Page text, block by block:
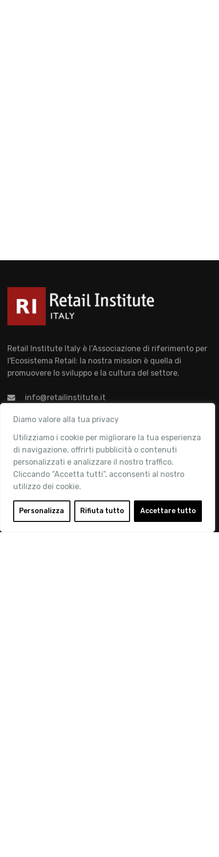
Diamo valore alla tua privacy
Utilizziamo i cookie per migliorare la tua esperienza
di navigazione, offrirti pubblicità o contenuti
personalizzati e analizzare il nostro traffico.
Cliccando “Accetta tutti”, acconsenti al nostro
utilizzo dei cookie.
Personalizza Rifiuta tutto Accettare tutto
Retail Institute Italy è l’Associazione di riferimento per
l'Ecosistema Retail: la nostra mission è quella di
promuovere lo sviluppo e la cultura del settore.
info@retailinstitute.it
Associazione
Chi siamo
Attività
Contatti
Area Riservata
Login
Diventa Socio